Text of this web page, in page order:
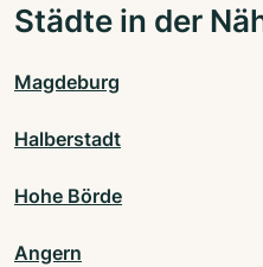
Städte in der
Magdeburg
Halberstadt
Hohe Börde
Angern